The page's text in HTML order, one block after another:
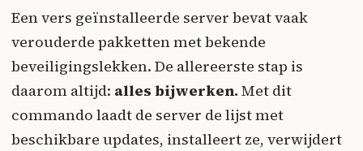
Een vers geïnstalleerde server bevat vaak
verouderde pakketten met bekende
beveiligingslekken. De allereerste stap is
daarom altijd: alles bijwerken. Met dit
commando laadt de server de lijst met
beschikbare updates, installeert ze, verwijdert